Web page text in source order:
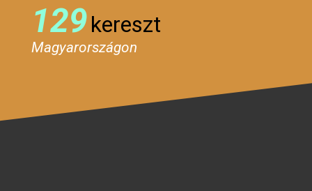
129kereszt
Magyarországon